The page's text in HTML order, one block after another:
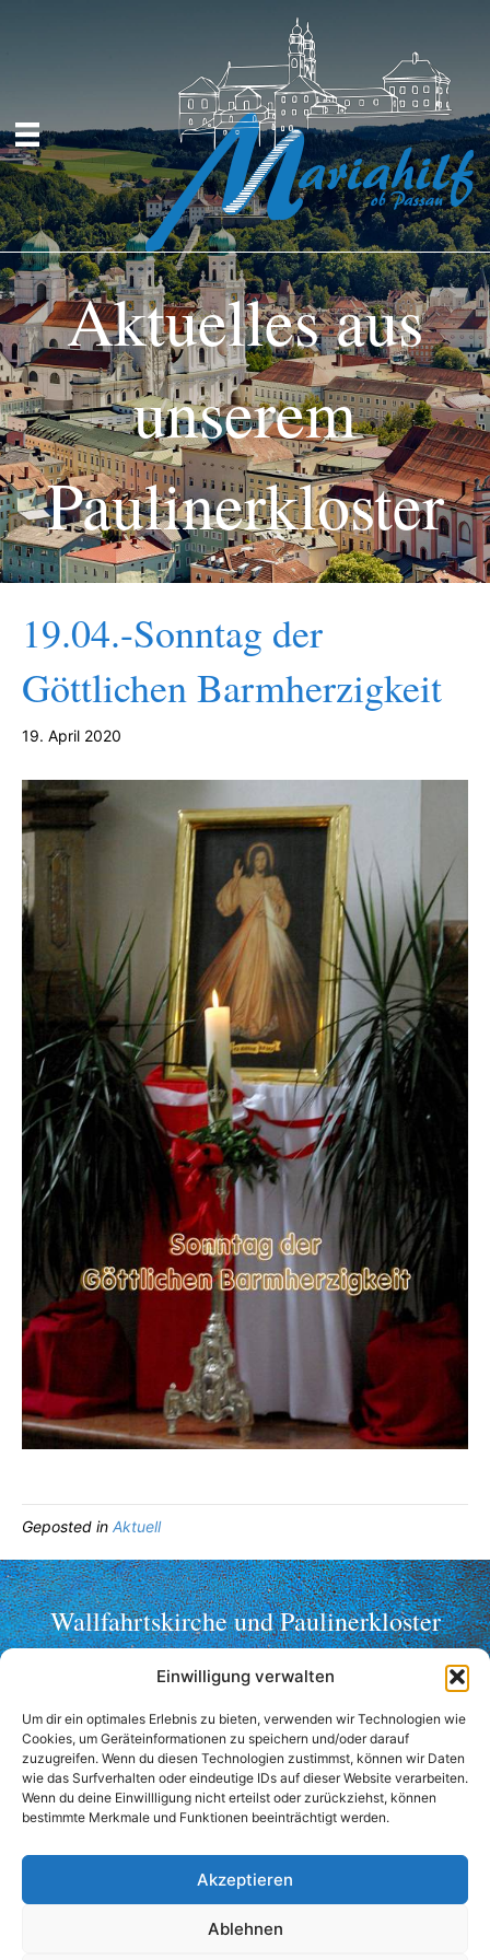
Einwilligung verwalten
Um dir ein optimales Erlebnis zu bieten, verwenden wir Technologien wie
Cookies, um Geräteinformationen zu speichern und/oder darauf
zuzugreifen. Wenn du diesen Technologien zustimmst, können wir Daten
wie das Surfverhalten oder eindeutige IDs auf dieser Website verarbeiten.
Wenn du deine Einwillligung nicht erteilst oder zurückziehst, können
bestimmte Merkmale und Funktionen beeinträchtigt werden.
Akzeptieren
Ablehnen
Aktuelles aus
unserem
Paulinerkloster
19.04.-Sonntag der
Göttlichen Barmherzigkeit
19. April 2020
Geposted in Aktuell
Wallfahrtskirche und Paulinerkloster
Mariahilf ob Passau
Telefon: +49 (0)851 2356
Fax: +49 (0)851 36998
wallfahrt@mariahilf-passau.de
Anschrift:
Mariahilfberg 3
94032 Passau
Kontaktformular